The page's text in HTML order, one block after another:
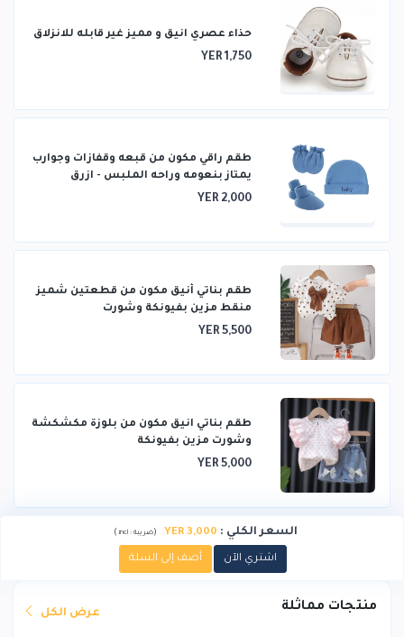
حذاء عصري انيق و مميز غير قابله للانزلاق
YER 1,750
طقم راقي مكون من قبعه وقفازات وجوارب
يمتاز بنعومه وراحه الملبس - ازرق
YER 2,000
طقم بناتي أنيق مكون من قطعتين شميز
منقط مزين بفيونكة وشورت
YER 5,500
طقم بناتي انيق مكون من بلوزة مكشكشة
وشورت مزين بفيونكة
YER 5,000
السعر الكلي :
YER 3,000
(ضريبة : incl.
)
اشتري الآن أضف إلى السلة
منتجات مماثلة عرض الكل